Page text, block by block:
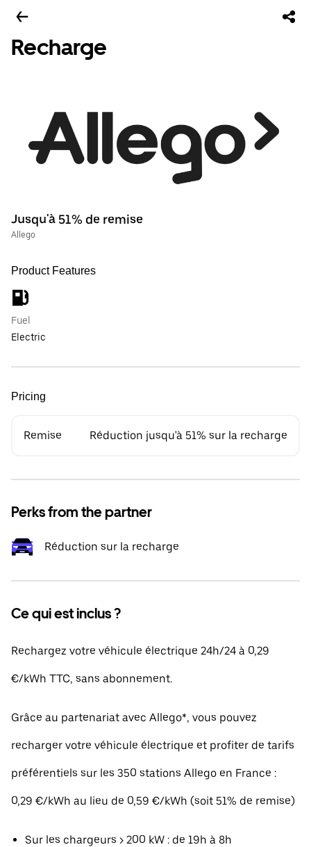
Recharge
Jusqu'à 51% de remise
Allego
Product Features
Fuel
Electric
Pricing
Remise Réduction jusqu'à 51% sur la recharge
Perks from the partner
Réduction sur la recharge
Ce qui est inclus ?
Rechargez votre véhicule électrique 24h/24 à 0,29
€/kWh TTC, sans abonnement.
Grâce au partenariat avec Allego*, vous pouvez
recharger votre véhicule électrique et profiter de tarifs
préférentiels sur les 350 stations Allego en France :
0,29 €/kWh au lieu de 0,59 €/kWh (soit 51% de remise)
Sur les chargeurs > 200 kW : de 19h à 8h